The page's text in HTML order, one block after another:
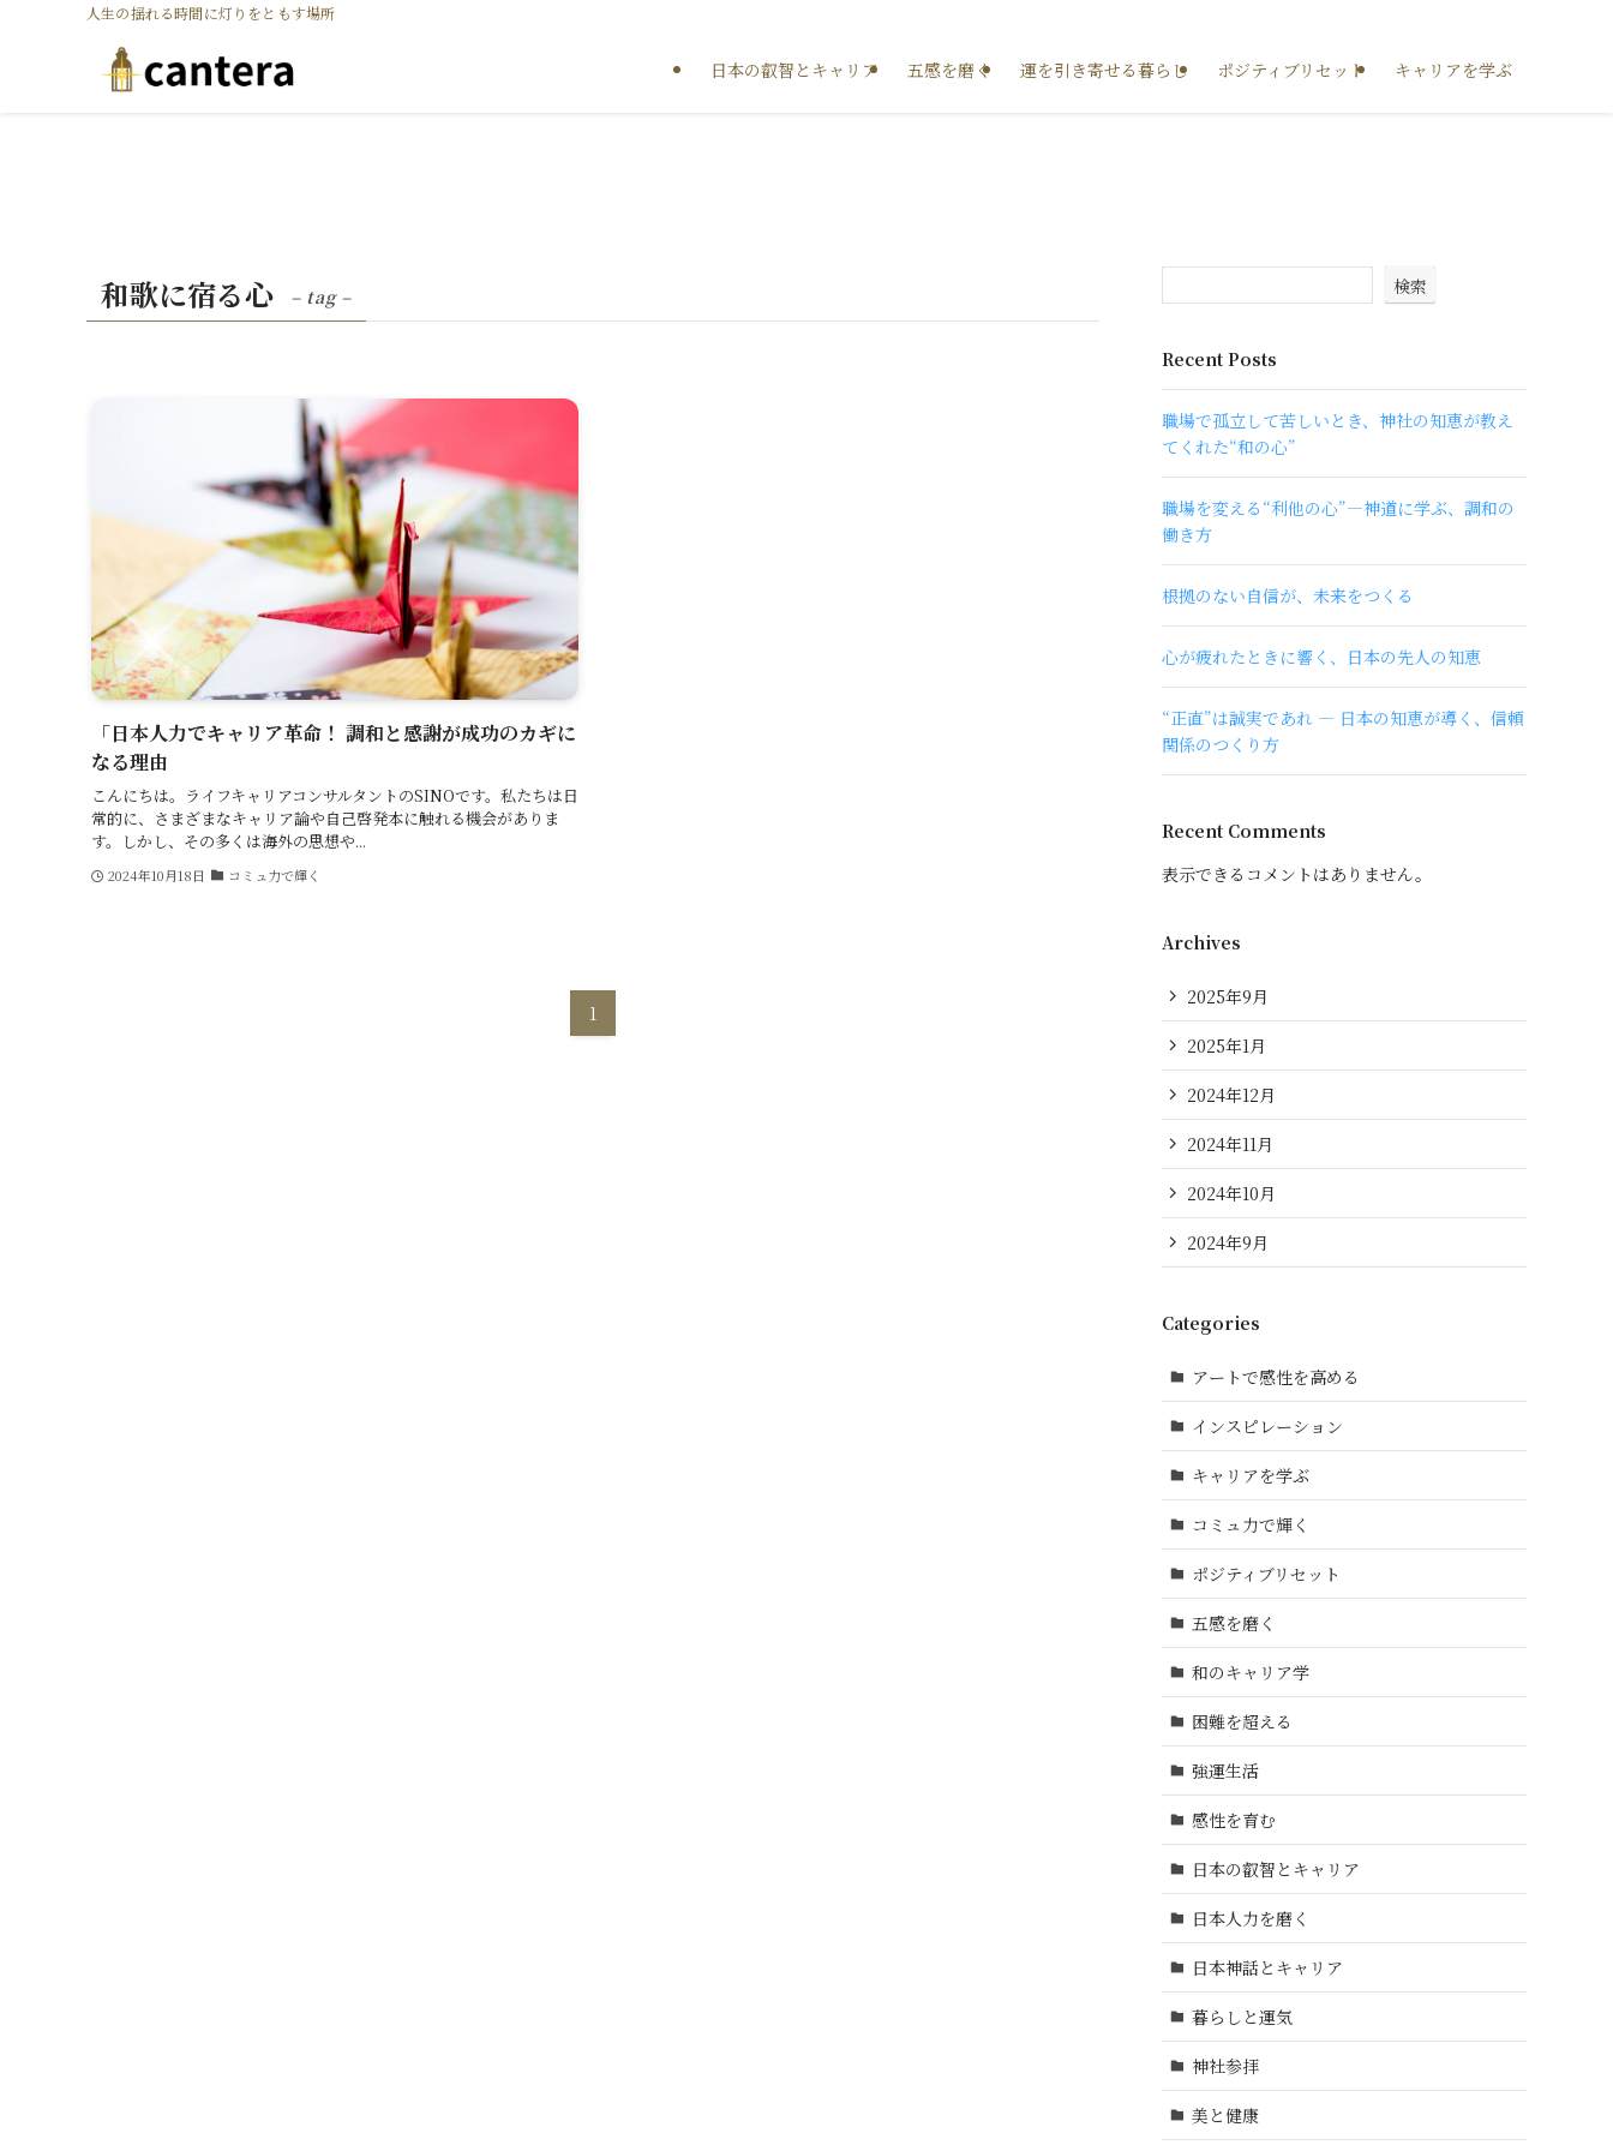
人生の揺れる時間に灯りをともす場所
日本の叡智とキャリア 五感を磨く 運を引き寄せる暮らし ポジティブリセット キャリアを学ぶ
和歌に宿る心 – tag –
「日本人力でキャリア革命！ 調和と感謝が成功のカギに
なる理由
こんにちは。ライフキャリアコンサルタントのSINOです。私たちは日
常的に、さまざまなキャリア論や自己啓発本に触れる機会がありま
す。しかし、その多くは海外の思想や...
2024年10月18日 コミュ力で輝く
1
検索
Recent Posts
職場で孤立して苦しいとき、神社の知恵が教え
てくれた“和の心”
職場を変える“利他の心”―神道に学ぶ、調和の
働き方
根拠のない自信が、未来をつくる
心が疲れたときに響く、日本の先人の知恵
“正直”は誠実であれ ― 日本の知恵が導く、信頼
関係のつくり方
Recent Comments
表示できるコメントはありません。
Archives
2025年9月
2025年1月
2024年12月
2024年11月
2024年10月
2024年9月
Categories
アートで感性を高める
インスピレーション
キャリアを学ぶ
コミュ力で輝く
ポジティブリセット
五感を磨く
和のキャリア学
困難を超える
強運生活
感性を育む
日本の叡智とキャリア
日本人力を磨く
日本神話とキャリア
暮らしと運気
神社参拝
美と健康